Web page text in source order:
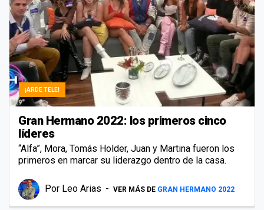
¡ARDE TELE!
Gran Hermano 2022: los primeros cinco
líderes
“Alfa”, Mora, Tomás Holder, Juan y Martina fueron los
primeros en marcar su liderazgo dentro de la casa.
Por Leo Arias VER MÁS DE GRAN HERMANO 2022